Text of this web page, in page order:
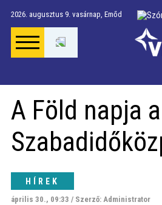
2026. augusztus 9. vasárnap, Emőd
A Föld napja
HÍREK
április 30., 09:33 / Szerző: Administrator